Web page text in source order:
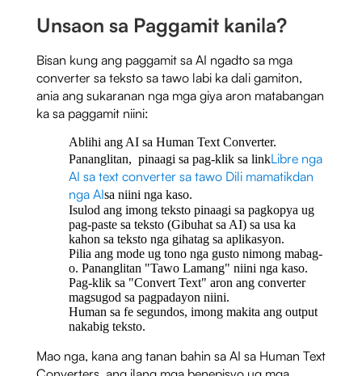
Unsaon sa Paggamit kanila?
Bisan kung ang paggamit sa AI ngadto sa mga
converter sa teksto sa tawo labi ka dali gamiton,
ania ang sukaranan nga mga giya aron matabangan
ka sa paggamit niini:
Ablihi ang AI sa Human Text Converter.
Pananglitan, pinaagi sa pag-klik sa linkLibre nga
AI sa text converter sa tawo Dili mamatikdan
nga AIsa niini nga kaso.
Isulod ang imong teksto pinaagi sa pagkopya ug
pag-paste sa teksto (Gibuhat sa AI) sa usa ka
kahon sa teksto nga gihatag sa aplikasyon.
Pilia ang mode ug tono nga gusto nimong mabag-
o. Pananglitan "Tawo Lamang" niini nga kaso.
Pag-klik sa "Convert Text" aron ang converter
magsugod sa pagpadayon niini.
Human sa fe segundos, imong makita ang output
nakabig teksto.
Mao nga, kana ang tanan bahin sa AI sa Human Text